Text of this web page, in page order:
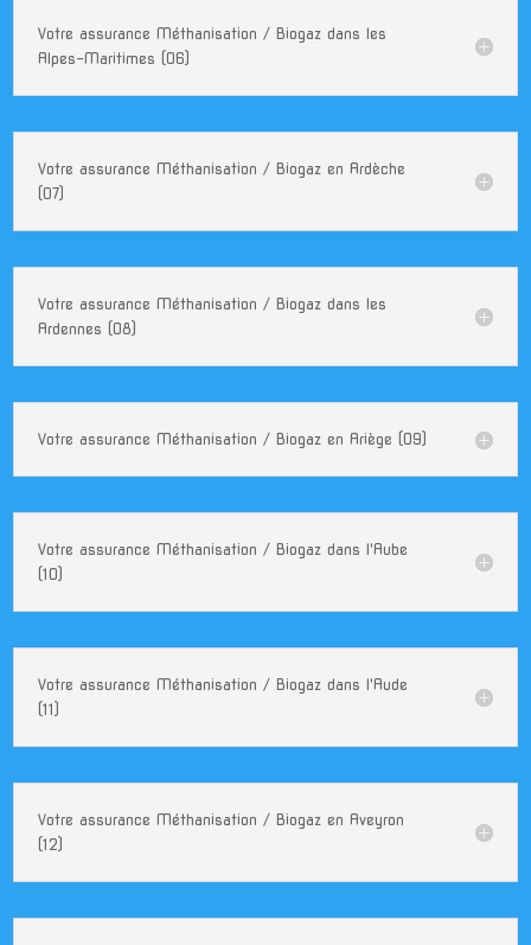
Votre assurance Méthanisation / Biogaz dans les
Alpes-Maritimes (06)
Votre assurance Méthanisation / Biogaz en Ardèche
(07)
Votre assurance Méthanisation / Biogaz dans les
Ardennes (08)
Votre assurance Méthanisation / Biogaz en Ariège (09)
Votre assurance Méthanisation / Biogaz dans l'Aube
(10)
Votre assurance Méthanisation / Biogaz dans l'Aude
(11)
Votre assurance Méthanisation / Biogaz en Aveyron
(12)